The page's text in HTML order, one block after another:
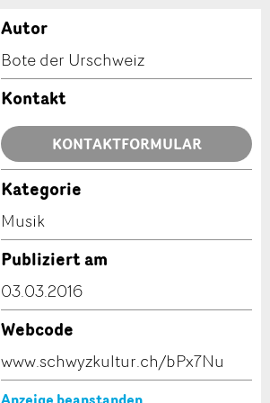
Autor
Bote der Urschweiz
Kontakt
KONTAKTFORMULAR
Kategorie
Musik
Publiziert am
03.03.2016
Webcode
www.schwyzkultur.ch/bPx7Nu